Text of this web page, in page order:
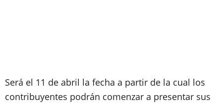
Será el 11 de abril la fecha a partir de la cual los
contribuyentes podrán comenzar a presentar sus